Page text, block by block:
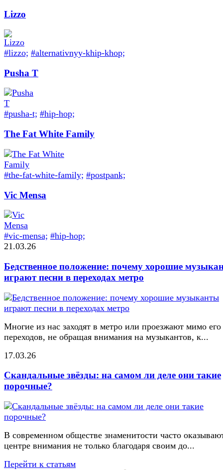
Lizzo
#lizzo; #alternativnyy-khip-khop;
Pusha T
#pusha-t; #hip-hop;
The Fat White Family
#the-fat-white-family; #postpank;
Vic Mensa
#vic-mensa; #hip-hop;
21.03.26
Бедственное положение: почему хорошие
играют песни в переходах метро
Многие из нас заходят в метро или проезжают мимо его
переходов, не обращая внимания на музыкантов, к...
17.03.26
Скандальные звёзды: на самом ли деле они такие
порочные?
В современном обществе знаменитости часто
центре внимания не только благодаря своим до...
Перейти к статьям